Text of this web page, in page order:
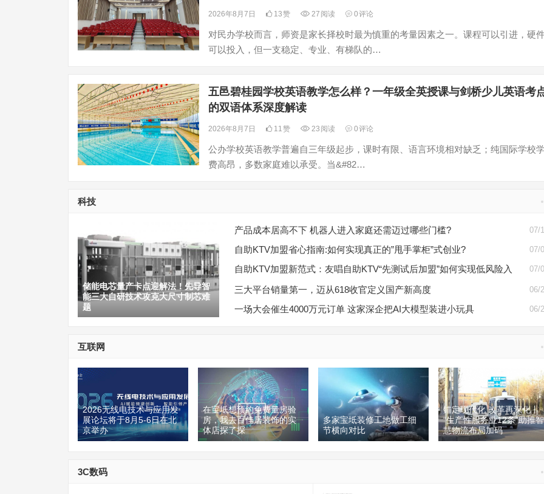
2026年8月7日 13赞 27 阅读 0评论
对民办学校而言，师资是家长择校时最为慎重的考量因素之一。课程可以引进，硬
可以投入，但一支稳定、专业、有梯队的…
五邑碧桂园学校英语教学怎么样？一年级全英授课与剑桥少儿英语考
的双语体系深度解读
2026年8月7日 11赞 23 阅读 0评论
公办学校英语教学普遍自三年级起步，课时有限、语言环境相对缺乏；纯国际学校学
费高昂，多数家庭难以承受。当&#82…
科技
储能电芯量产卡点迎解法！先导智
能三大自研技术攻克大尺寸制芯难
题
产品成本居高不下 机器人进入家庭还需迈过哪些门槛? 07/
自助KTV加盟省心指南:如何实现真正的”甩手掌柜”式创业? 07/
自助KTV加盟新范式：友唱自助KTV“先测试后加盟”如何实现低风险入
局？
07/
三大平台销量第一，迈从618收官定义国产新高度 06/
一场大会催生4000万元订单 这家深企把AI大模型装进小玩具 06/
互联网
2026无线电技术与应用发
展论坛将于8月5-6日在北
京举办
在宝坻想预约免费量房验
房，我去百佳居装饰的实
体店探了探
多家宝坻装修工地做工细
节横向对比
锚定现代化 改革再深化丨
“生产性服务业12条”助推智
慧物流布局加码
3C数码